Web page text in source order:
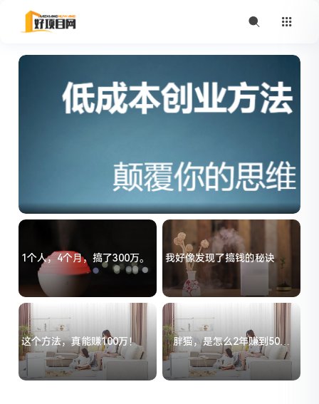
1个人，4个月，搞了300万。 我好像发现了搞钱的秘诀
这个方法，真能赚100万！
胖猫，是怎么2年赚到50万
的？